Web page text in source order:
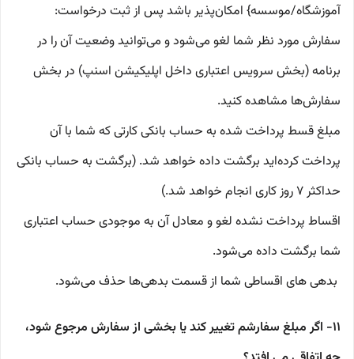
آموزشگاه/موسسه} امکان‌پذیر باشد پس از ثبت درخواست:
سفارش مورد نظر شما لغو می‌شود و می‌توانید وضعیت آن را در
برنامه (بخش سرویس اعتباری داخل اپلیکیشن اسنپ) در بخش
سفارش‌ها مشاهده کنید.
مبلغ قسط پرداخت شده به حساب بانکی کارتی که شما با آن
پرداخت کرده‌اید برگشت داده خواهد شد. (برگشت به حساب بانکی
حداکثر ۷ روز کاری انجام خواهد شد.)
اقساط پرداخت نشده لغو و معادل آن به موجودی حساب اعتباری
شما برگشت داده می‌شود.
بدهی های اقساطی شما از قسمت بدهی‌ها حذف می‌شود.
۱۱- اگر مبلغ سفارشم تغییر کند یا بخشی از سفارش مرجوع شود،